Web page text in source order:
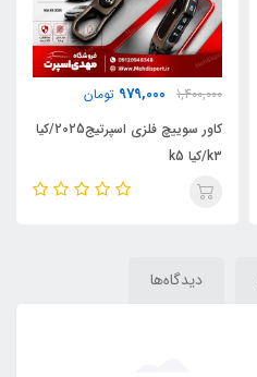
1,400,000
979,000 تومان
کاور سوییچ فلزی اسپرتیج2025/کیا
k3/کیا k5
دیدگاه‌ها